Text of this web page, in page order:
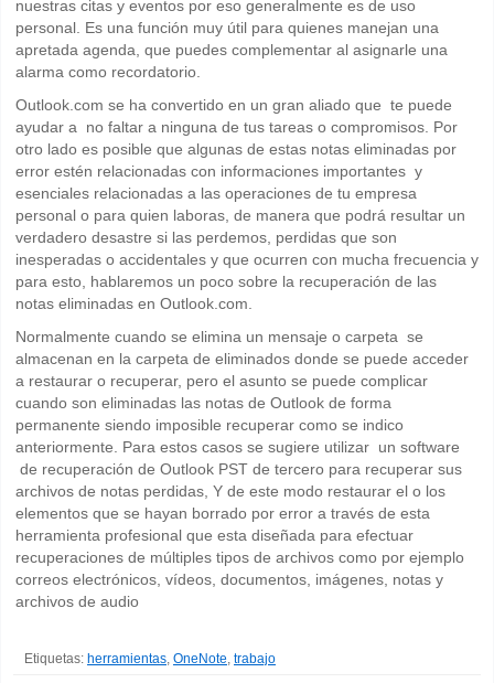
nuestras citas y eventos por eso generalmente es de uso
personal. Es una función muy útil para quienes manejan una
apretada agenda, que puedes complementar al asignarle una
alarma como recordatorio.
Outlook.com se ha convertido en un gran aliado que te puede
ayudar a no faltar a ninguna de tus tareas o compromisos. Por
otro lado es posible que algunas de estas notas eliminadas por
error estén relacionadas con informaciones importantes y
esenciales relacionadas a las operaciones de tu empresa
personal o para quien laboras, de manera que podrá resultar un
verdadero desastre si las perdemos, perdidas que son
inesperadas o accidentales y que ocurren con mucha frecuencia y
para esto, hablaremos un poco sobre la recuperación de las
notas eliminadas en Outlook.com.
Normalmente cuando se elimina un mensaje o carpeta se
almacenan en la carpeta de eliminados donde se puede acceder
a restaurar o recuperar, pero el asunto se puede complicar
cuando son eliminadas las notas de Outlook de forma
permanente siendo imposible recuperar como se indico
anteriormente. Para estos casos se sugiere utilizar un software
de recuperación de Outlook PST de tercero para recuperar sus
archivos de notas perdidas, Y de este modo restaurar el o los
elementos que se hayan borrado por error a través de esta
herramienta profesional que esta diseñada para efectuar
recuperaciones de múltiples tipos de archivos como por ejemplo
correos electrónicos, vídeos, documentos, imágenes, notas y
archivos de audio
Etiquetas: herramientas OneNote trabajo